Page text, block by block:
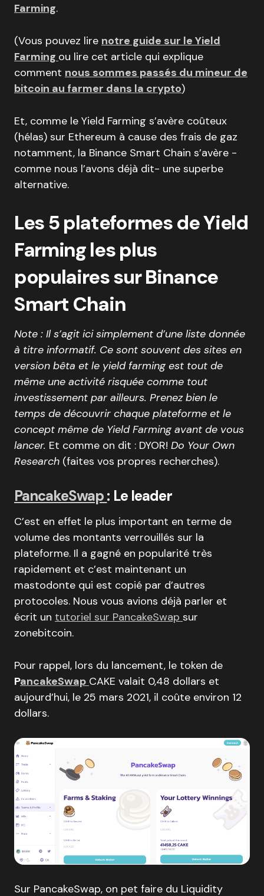
Farming.
(Vous pouvez lire notre guide sur le Yield
Farming ou lire cet article qui explique
comment nous sommes passés du mineur de
bitcoin au farmer dans la crypto)
Et, comme le Yield Farming s’avère coûteux
(hélas) sur Ethereum à cause des frais de gaz
notamment, la Binance Smart Chain s’avère -
comme nous l’avons déjà dit- une superbe
alternative.
Les 5 plateformes de Yield
Farming les plus
populaires sur Binance
Smart Chain
Note : Il s’agit ici simplement d’une liste donnée
à titre informatif. Ce sont souvent des sites en
version bêta et le yield farming est tout de
même une activité risquée comme tout
investissement par ailleurs. Prenez bien le
temps de découvrir chaque plateforme et le
concept même de Yield Farming avant de vous
lancer. Et comme on dit : DYOR! Do Your Own
Research (faites vos propres recherches).
PancakeSwap: Le leader
C’est en effet le plus important en terme de
volume des montants verrouillés sur la
plateforme. Il a gagné en popularité très
rapidement et c’est maintenant un
mastodonte qui est copié par d’autres
protocoles. Nous vous avions déjà parler et
écrit un tutoriel sur PancakeSwap sur
zonebitcoin.
Pour rappel, lors du lancement, le token de
PancakeSwap CAKE valait 0,48 dollars et
aujourd’hui, le 25 mars 2021, il coûte environ 12
dollars.
Sur PancakeSwap, on pet faire du Liquidity